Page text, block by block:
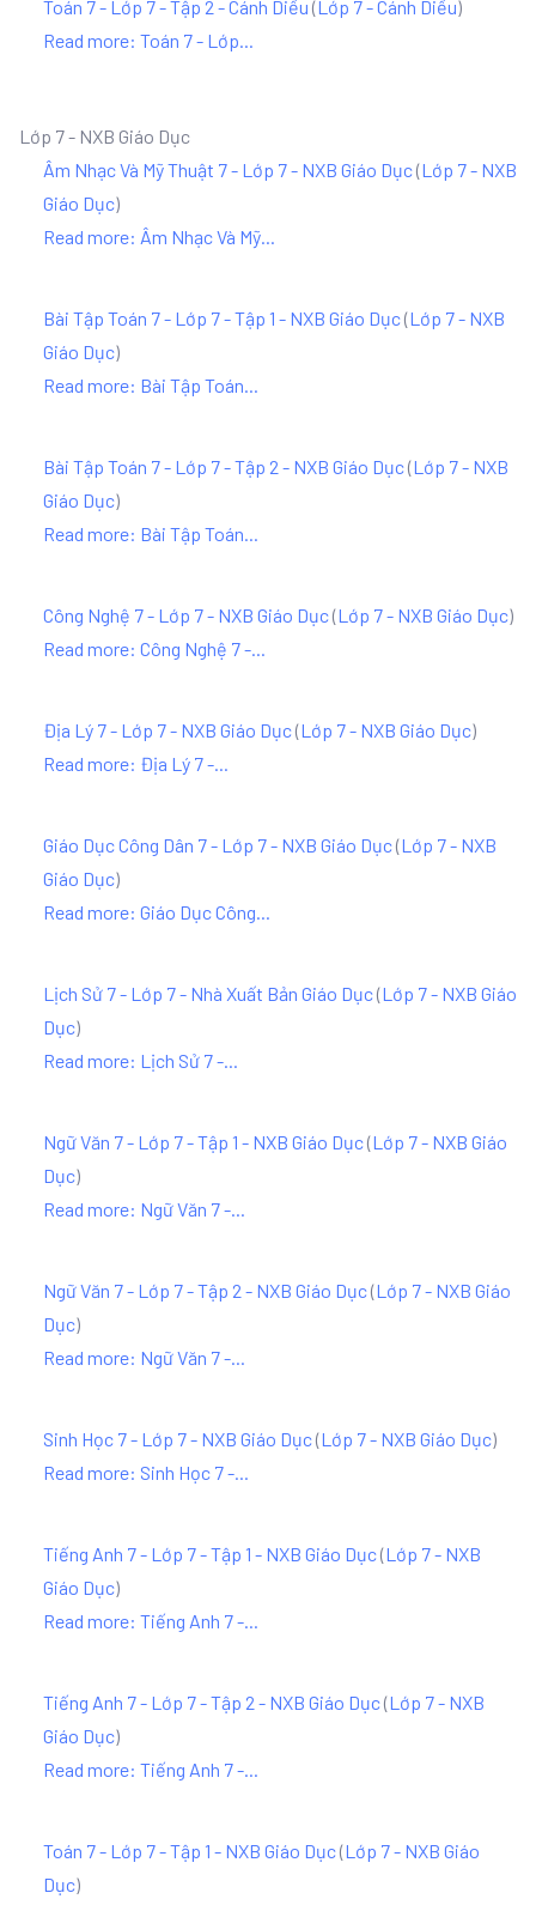
Toán 7 - Lớp 7 - Tập 2 - Cánh Diều (Lớp 7 - Cánh Diều)
Read more: Toán 7 - Lớp...
Lớp 7 - NXB Giáo Dục
Âm Nhạc Và Mỹ Thuật 7 - Lớp 7 - NXB Giáo Dục(Lớp 7 - NXB
Giáo Dục)
Read more: Âm Nhạc Và Mỹ...
Bài Tập Toán 7 - Lớp 7 - Tập 1 - NXB Giáo Dục(Lớp 7 - NXB
Giáo Dục)
Read more: Bài Tập Toán...
Bài Tập Toán 7 - Lớp 7 - Tập 2 - NXB Giáo Dục(Lớp 7 - NXB
Giáo Dục)
Read more: Bài Tập Toán...
Công Nghệ 7 - Lớp 7 - NXB Giáo Dục(Lớp 7 - NXB Giáo Dục)
Read more: Công Nghệ 7 -...
Địa Lý 7 - Lớp 7 - NXB Giáo Dục(Lớp 7 - NXB Giáo Dục)
Read more: Địa Lý 7 -...
Giáo Dục Công Dân 7 - Lớp 7 - NXB Giáo Dục(Lớp 7 - NXB
Giáo Dục)
Read more: Giáo Dục Công...
Lịch Sử 7 - Lớp 7 - Nhà Xuất Bản Giáo Dục(Lớp 7 - NXB Giáo
Dục)
Read more: Lịch Sử 7 -...
Ngữ Văn 7 - Lớp 7 - Tập 1 - NXB Giáo Dục(Lớp 7 - NXB Giáo
Dục)
Read more: Ngữ Văn 7 -...
Ngữ Văn 7 - Lớp 7 - Tập 2 - NXB Giáo Dục(Lớp 7 - NXB Giáo
Dục)
Read more: Ngữ Văn 7 -...
Sinh Học 7 - Lớp 7 - NXB Giáo Dục(Lớp 7 - NXB Giáo Dục)
Read more: Sinh Học 7 -...
Tiếng Anh 7 - Lớp 7 - Tập 1 - NXB Giáo Dục(Lớp 7 - NXB
Giáo Dục)
Read more: Tiếng Anh 7 -...
Tiếng Anh 7 - Lớp 7 - Tập 2 - NXB Giáo Dục(Lớp 7 - NXB
Giáo Dục)
Read more: Tiếng Anh 7 -...
Toán 7 - Lớp 7 - Tập 1 - NXB Giáo Dục(Lớp 7 - NXB Giáo
Dục)